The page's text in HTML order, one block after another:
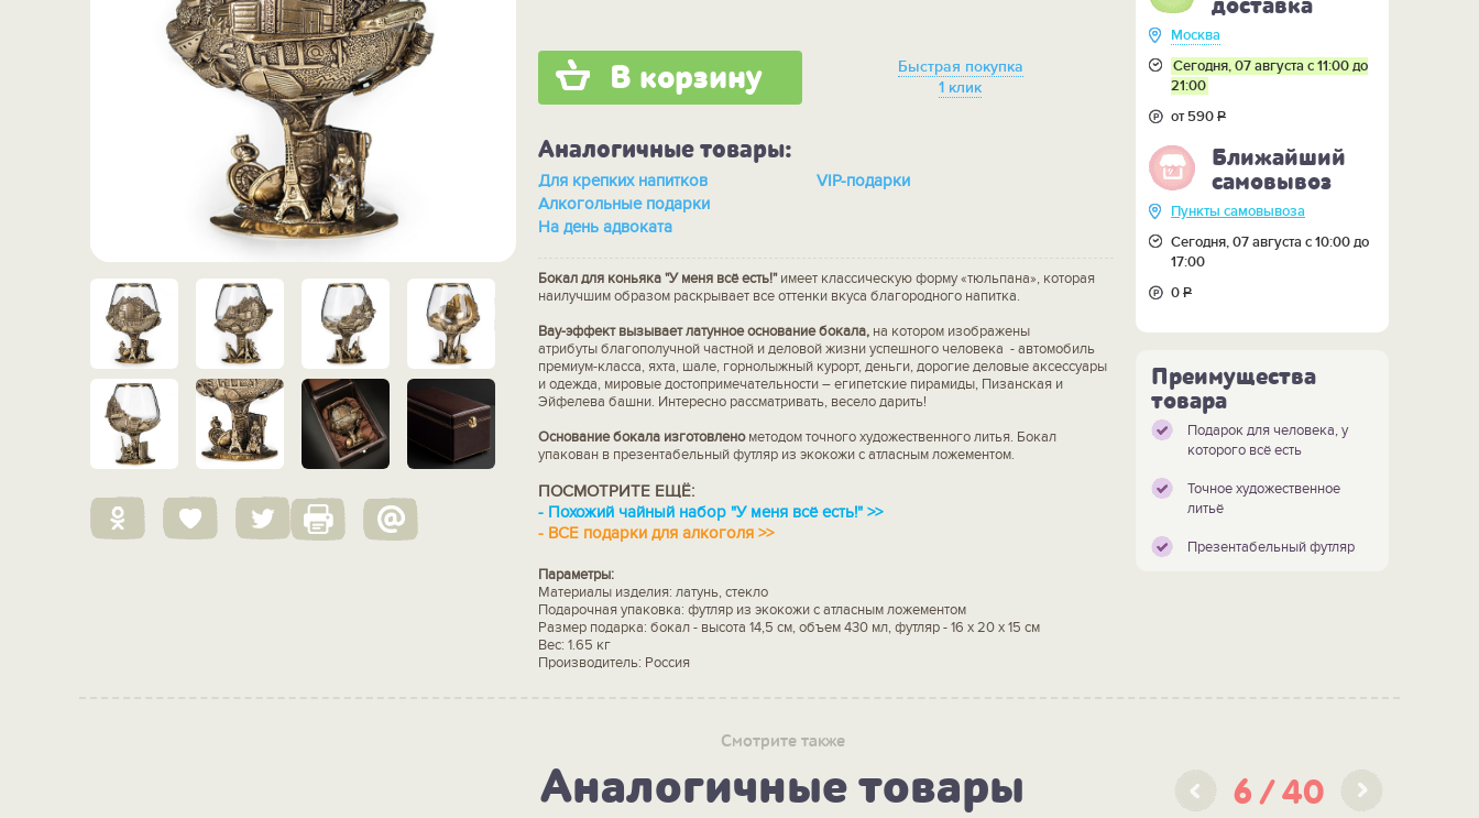
В корзину
Быстрая покупка
1 клик
Аналогичные товары:
Для крепких напитков
Алкогольные подарки
На день адвоката
VIP-подарки
Бокал для коньяка "У меня всё есть!"имеет классическую форму «тюльпана», которая
наилучшим образом раскрывает все оттенки вкуса благородного напитка.
Вау-эффект вызывает латунное основание бокала,на котором изображены
атрибуты благополучной частной и деловой жизни успешного человека - автомобиль
премиум-класса, яхта, шале, горнолыжный курорт, деньги, дорогие деловые аксессуары
и одежда, мировые достопримечательности – египетские пирамиды, Пизанская и
Эйфелева башни. Интересно рассматривать, весело дарить!
Основание бокала изготовленометодом точного художественного литья. Бокал
упакован в презентабельный футляр из экокожи с атласным ложементом.
ПОСМОТРИТЕ ЕЩЁ:
- Похожий чайный набор "У меня всё есть!" >>
- ВСЕ подарки для алкоголя >>
Параметры:
Материалы изделия: латунь, стекло
Подарочная упаковка: футляр из экокожи с атласным ложементом
Размер подарка: бокал - высота 14,5 см, объем 430 мл, футляр - 16 х 20 х 15 см
Вес: 1.65 кг
Производитель: Россия
Москва
Сегодня, 07 августа с 11:00 до
21:00
от 590Р
Ближайший
самовывоз
Пункты самовывоза
Сегодня, 07 августа с 10:00 до
17:00
0Р
Преимущества
товара
Подарок для человека, у
которого всё есть
Точное художественное
литьё
Презентабельный футляр
Смотрите также
Аналогичные товары 6 40